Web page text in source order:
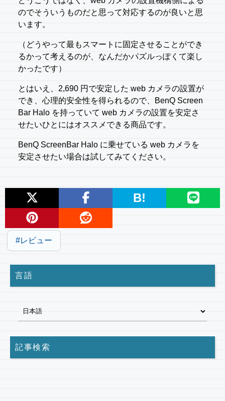
のでそういうものだと思って対応するのが良いと思
います。
（どうやって最もスマートに固定させることができ
るかって考えるのが、なんだかパズルっぽくて楽し
かったです）
とはいえ、2,690 円で安定した web カメラの設置が
でき、心理的安全性を得られるので、BenQ Screen
Bar Halo を持っていて web カメラの設置を安定さ
せたいひとにはオススメできる商品です。
BenQ ScreenBar Halo に乗せている web カメラを
安定させたい場合は試してみてください。
B!
レビュー
言語
記事検索